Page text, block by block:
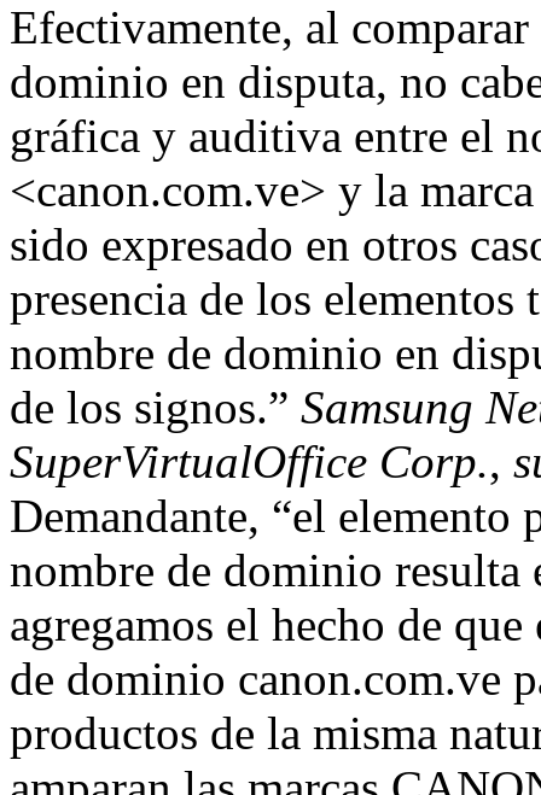
Efectivamente, al
dominio en disputa, no
gráfica y auditiva entre el
<canon.com.ve> y la
sido expresado en otros
presencia de los elementos
nombre de dominio en
de los signos.” Samsung
SuperVirtualOffice Corp.,
Demandante, “el
nombre de dominio
agregamos el hecho de
de dominio canon.com.ve
productos de la misma